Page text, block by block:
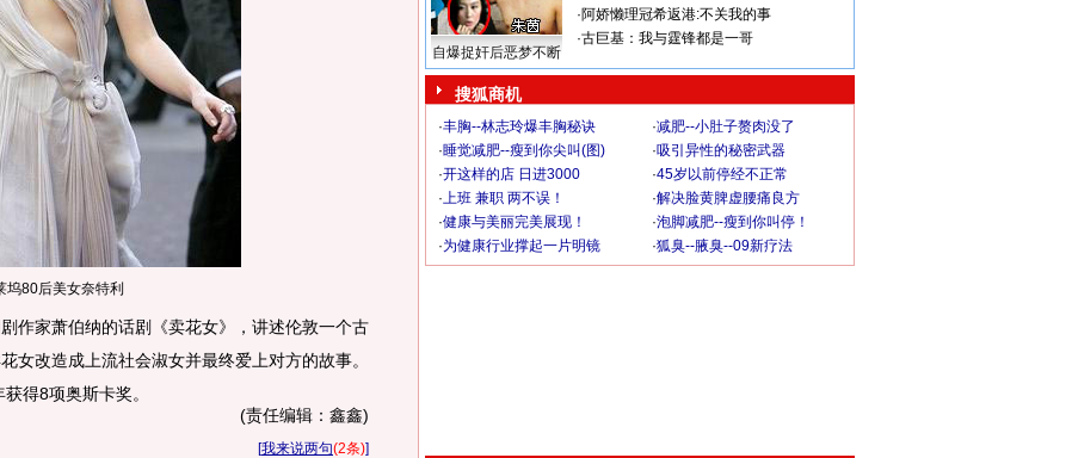
坞80后美女奈特利
家萧伯纳的话剧《卖花女》，讲述伦敦一个古
女改造成上流社会淑女并最终爱上对方的故事。
得8项奥斯卡奖。
(责任编辑：鑫鑫)
[我来说两句(2条)]
自爆捉奸后恶梦不断
·阿娇懒理冠希返港:不关我的事
·古巨基：我与霆锋都是一哥
搜狐商机
·丰胸--林志玲爆丰胸秘诀 ·减肥--小肚子赘肉没了
·睡觉减肥--瘦到你尖叫(图) ·吸引异性的秘密武器
·开这样的店 日进3000 ·45岁以前停经不正常
·上班 兼职 两不误！ ·解决脸黄脾虚腰痛良方
·健康与美丽完美展现！ ·泡脚减肥--瘦到你叫停！
·为健康行业撑起一片明镜 ·狐臭--腋臭--09新疗法